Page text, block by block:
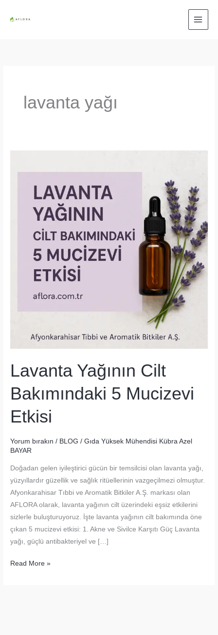
atla
lavanta yağı
Lavanta Yağının Cilt
Bakımındaki 5 Mucizevi
Etkisi
Yorum bırakın / BLOG /Gıda Yüksek Mühendisi Kübra Azel
BAYAR
Doğadan gelen iyileştirici gücün bir temsilcisi olan lavanta yağı,
yüzyıllardır güzellik ve sağlık ritüellerinin vazgeçilmezi olmuştur.
Afyonkarahisar Tıbbi ve Aromatik Bitkiler A.Ş. markası olan
AFLORA olarak, lavanta yağının cilt üzerindeki eşsiz etkilerini
sizlerle buluşturuyoruz. İşte lavanta yağının cilt bakımında öne
çıkan 5 mucizevi etkisi: 1. Akne ve Sivilce Karşıtı Güç Lavanta
yağı, güçlü antibakteriyel ve […]
Lavanta
Read More »